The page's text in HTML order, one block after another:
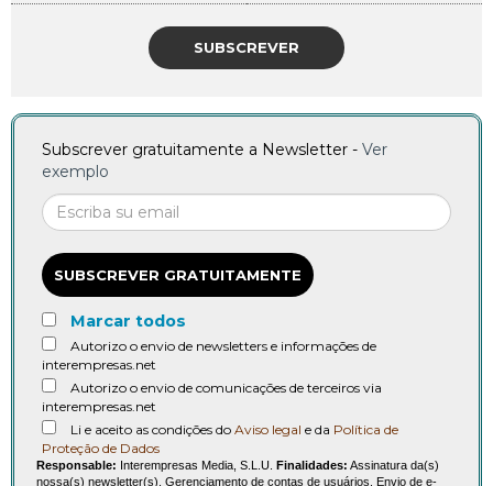
SUBSCREVER
Subscrever gratuitamente a Newsletter - Ver
exemplo
SUBSCREVER GRATUITAMENTE
Marcar todos
Autorizo o envio de newsletters e informações de
interempresas.net
Autorizo o envio de comunicações de terceiros via
interempresas.net
Li e aceito as condições do Aviso legal e da Política de
Proteção de Dados
Responsable: Interempresas Media, S.L.U. Finalidades: Assinatura da(s)
nossa(s) newsletter(s). Gerenciamento de contas de usuários. Envio de e-